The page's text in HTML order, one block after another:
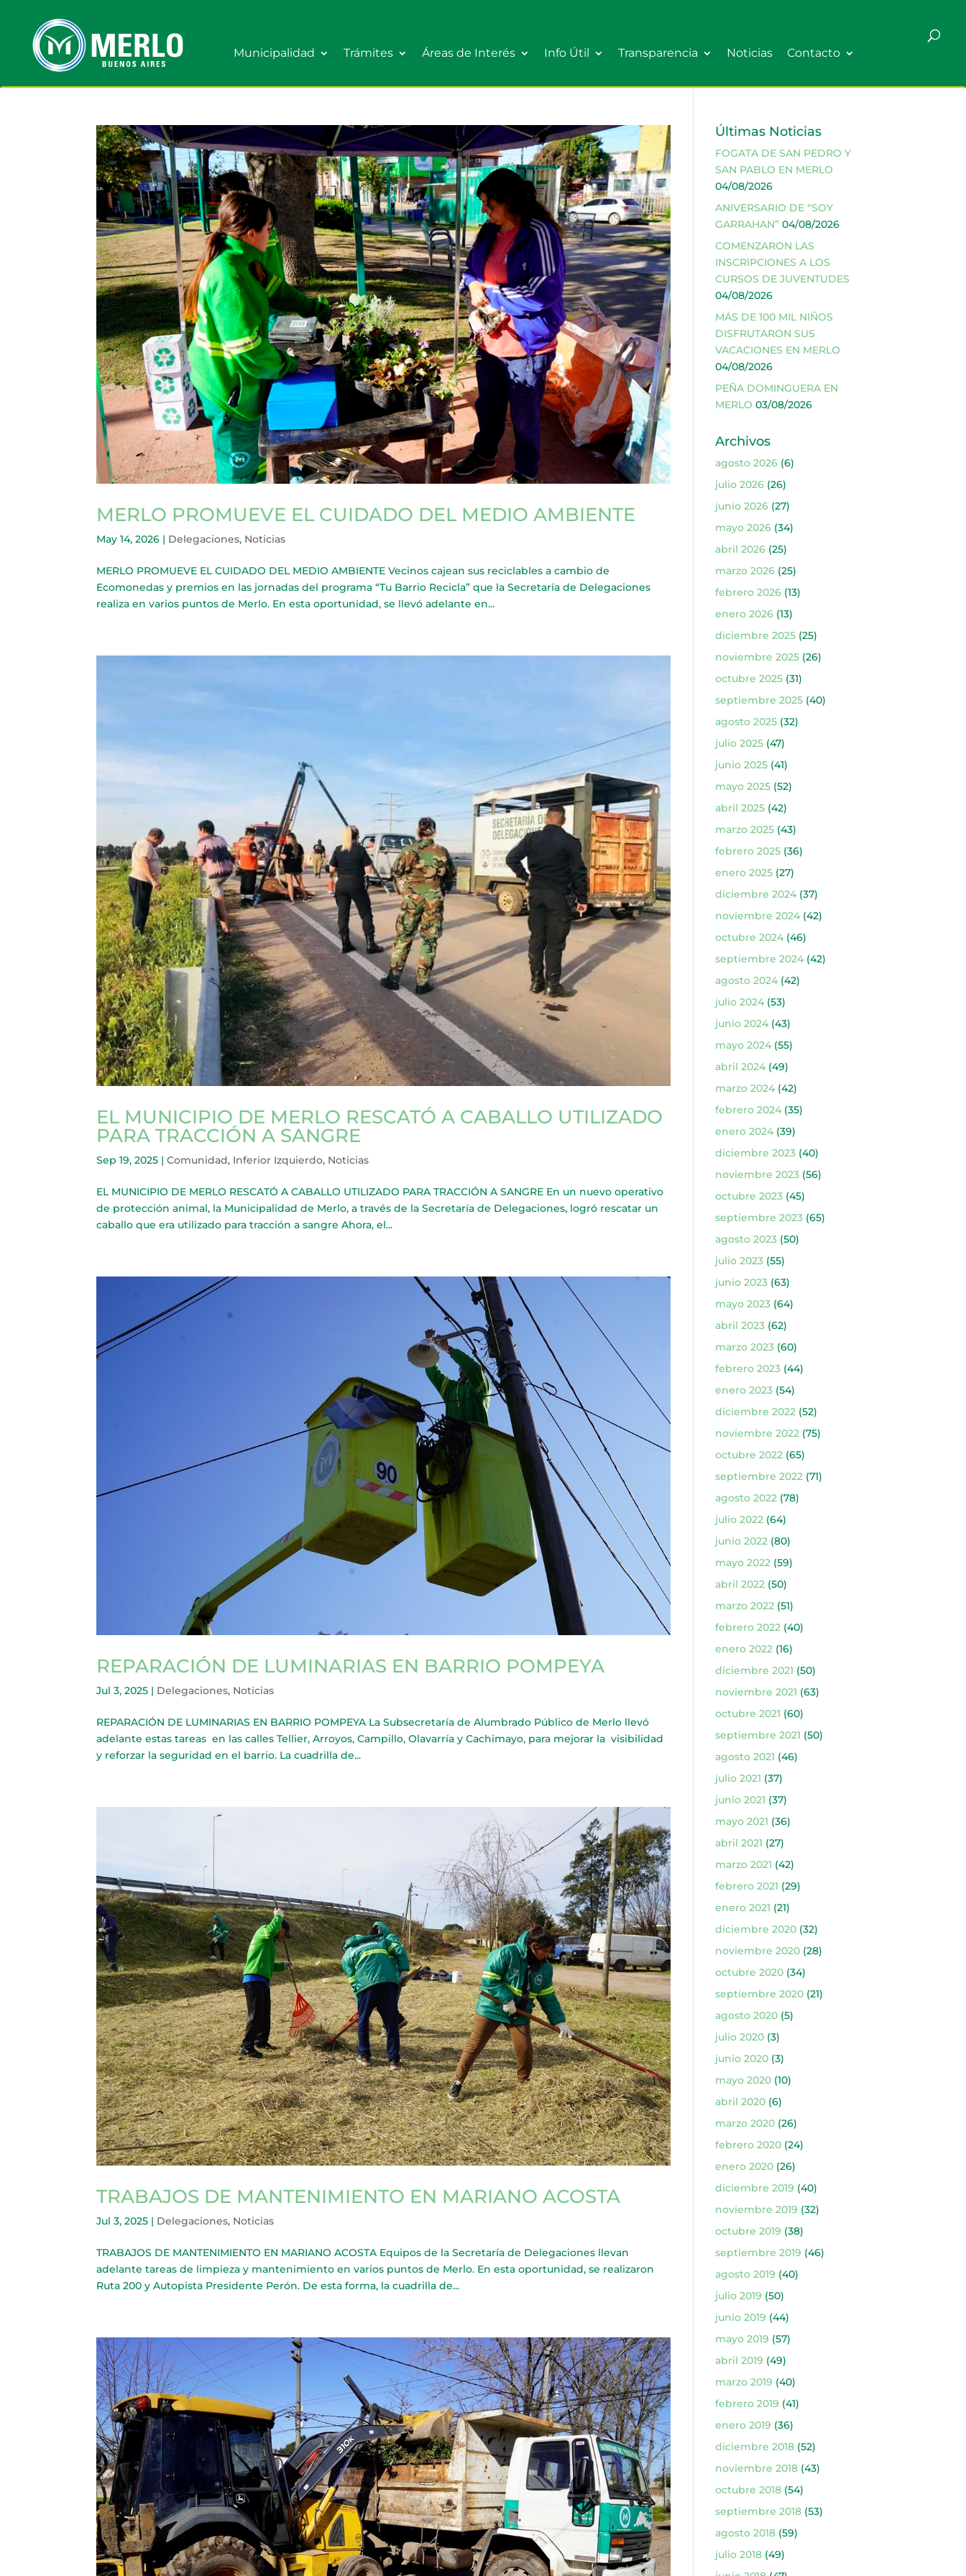
Municipalidad Trámites Áreas de Interés Info Útil Transparencia Noticias Contacto
MERLO PROMUEVE EL CUIDADO DEL MEDIO AMBIENTE
May 14, 2026 | Delegaciones, Noticias
MERLO PROMUEVE EL CUIDADO DEL MEDIO AMBIENTE Vecinos cajean sus reciclables a cambio de
Ecomonedas y premios en las jornadas del programa “Tu Barrio Recicla” que la Secretaría de Delegaciones
realiza en varios puntos de Merlo. En esta oportunidad, se llevó adelante en...
EL MUNICIPIO DE MERLO RESCATÓ A CABALLO UTILIZADO
PARA TRACCIÓN A SANGRE
Sep 19, 2025 |Comunidad, Inferior Izquierdo, Noticias
EL MUNICIPIO DE MERLO RESCATÓ A CABALLO UTILIZADO PARA TRACCIÓN A SANGRE En un nuevo operativo
de protección animal, la Municipalidad de Merlo, a través de la Secretaría de Delegaciones, logró rescatar un
caballo que era utilizado para tracción a sangre Ahora, el...
REPARACIÓN DE LUMINARIAS EN BARRIO POMPEYA
Jul 3, 2025 | Delegaciones, Noticias
REPARACIÓN DE LUMINARIAS EN BARRIO POMPEYA La Subsecretaría de Alumbrado Público de Merlo llevó
adelante estas tareas en las calles Tellier, Arroyos, Campillo, Olavarría y Cachimayo, para mejorar la visibilidad
y reforzar la seguridad en el barrio. La cuadrilla de...
TRABAJOS DE MANTENIMIENTO EN MARIANO ACOSTA
Jul 3, 2025 | Delegaciones, Noticias
TRABAJOS DE MANTENIMIENTO EN MARIANO ACOSTA Equipos de la Secretaría de Delegaciones llevan
adelante tareas de limpieza y mantenimiento en varios puntos de Merlo. En esta oportunidad, se realizaron
Ruta 200 y Autopista Presidente Perón. De esta forma, la cuadrilla de...
Últimas Noticias
FOGATA DE SAN PEDRO Y
SAN PABLO EN MERLO
04/08/2026
ANIVERSARIO DE “SOY
GARRAHAN” 04/08/2026
COMENZARON LAS
INSCRIPCIONES A LOS
CURSOS DE JUVENTUDES
04/08/2026
MÁS DE 100 MIL NIÑOS
DISFRUTARON SUS
VACACIONES EN MERLO
04/08/2026
PEÑA DOMINGUERA EN
MERLO 03/08/2026
Archivos
agosto 2026(6)
julio 2026(26)
junio 2026(27)
mayo 2026(34)
abril 2026(25)
marzo 2026(25)
febrero 2026(13)
enero 2026(13)
diciembre 2025(25)
noviembre 2025(26)
octubre 2025(31)
septiembre 2025(40)
agosto 2025(32)
julio 2025(47)
junio 2025(41)
mayo 2025(52)
abril 2025(42)
marzo 2025(43)
febrero 2025(36)
enero 2025(27)
diciembre 2024(37)
noviembre 2024(42)
octubre 2024(46)
septiembre 2024(42)
agosto 2024(42)
julio 2024(53)
junio 2024(43)
mayo 2024(55)
abril 2024(49)
marzo 2024(42)
febrero 2024(35)
enero 2024(39)
diciembre 2023(40)
noviembre 2023(56)
octubre 2023(45)
septiembre 2023(65)
agosto 2023(50)
julio 2023(55)
junio 2023(63)
mayo 2023(64)
abril 2023(62)
marzo 2023(60)
febrero 2023(44)
enero 2023(54)
diciembre 2022(52)
noviembre 2022(75)
octubre 2022(65)
septiembre 2022(71)
agosto 2022(78)
julio 2022(64)
junio 2022(80)
mayo 2022(59)
abril 2022(50)
marzo 2022(51)
febrero 2022(40)
enero 2022(16)
diciembre 2021 (50)
noviembre 2021 (63)
octubre 2021 (60)
septiembre 2021 (50)
agosto 2021 (46)
julio 2021 (37)
junio 2021 (37)
mayo 2021 (36)
abril 2021 (27)
marzo 2021 (42)
febrero 2021 (29)
enero 2021 (21)
diciembre 2020(32)
noviembre 2020(28)
octubre 2020(34)
septiembre 2020(21)
agosto 2020(5)
julio 2020(3)
junio 2020(3)
mayo 2020(10)
abril 2020(6)
marzo 2020(26)
febrero 2020(24)
enero 2020(26)
diciembre 2019 (40)
noviembre 2019 (32)
octubre 2019 (38)
septiembre 2019 (46)
agosto 2019 (40)
julio 2019 (50)
junio 2019 (44)
mayo 2019 (57)
abril 2019 (49)
marzo 2019 (40)
febrero 2019 (41)
enero 2019 (36)
diciembre 2018(52)
noviembre 2018(43)
octubre 2018(54)
septiembre 2018(53)
agosto 2018(59)
julio 2018(49)